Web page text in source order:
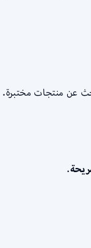
عن منتجات مختبرة.
.